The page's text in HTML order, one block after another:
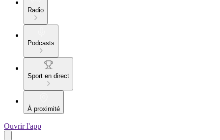
Radio
Podcasts
Sport en direct
À proximité
Ouvrir l'app